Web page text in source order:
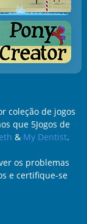
coleção de jogos
que 5Jogos de
& My Dentist.
os problemas
e certifique-se